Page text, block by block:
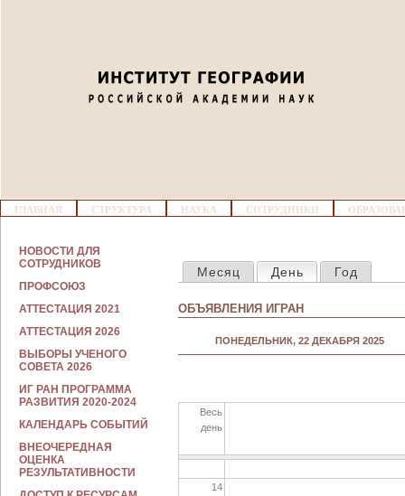
Л
ГЛАВНАЯ СТРУКТУРА НАУКА СОТРУДНИКИ
ГЛАВНЫЕ ВКЛАДКИ
Месяц День (активная
Год
ОБЪЯВЛЕНИЯ ИГРАН
ПОНЕДЕЛЬНИК, 22 ДЕКАБРЯ 2025
Весь
день
05
09
10
11
12
14
М
НОВОСТИ ДЛЯ
СОТРУДНИКОВ
ПРОФСОЮЗ
АТТЕСТАЦИЯ 2021
АТТЕСТАЦИЯ 2026
ВЫБОРЫ УЧЕНОГО
СОВЕТА 2026
ИГ РАН ПРОГРАММА
РАЗВИТИЯ 2020-2024
КАЛЕНДАРЬ СОБЫТИЙ
ВНЕОЧЕРЕДНАЯ
ОЦЕНКА
РЕЗУЛЬТАТИВНОСТИ